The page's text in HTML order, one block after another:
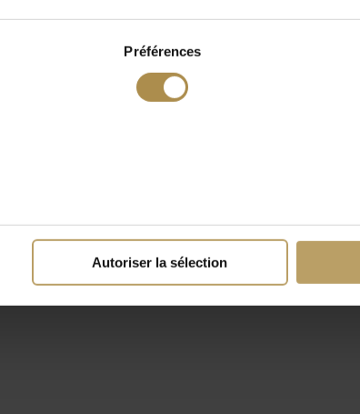
Préférences
Autoriser la sélection